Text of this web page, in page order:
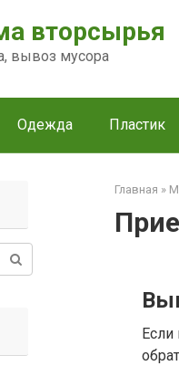
вторсырья
вывоз мусора
Одежда Пластик
Главная »
Если